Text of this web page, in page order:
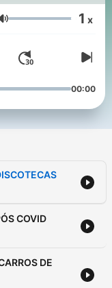
Głośność 1 x
00:00
COVID
DE